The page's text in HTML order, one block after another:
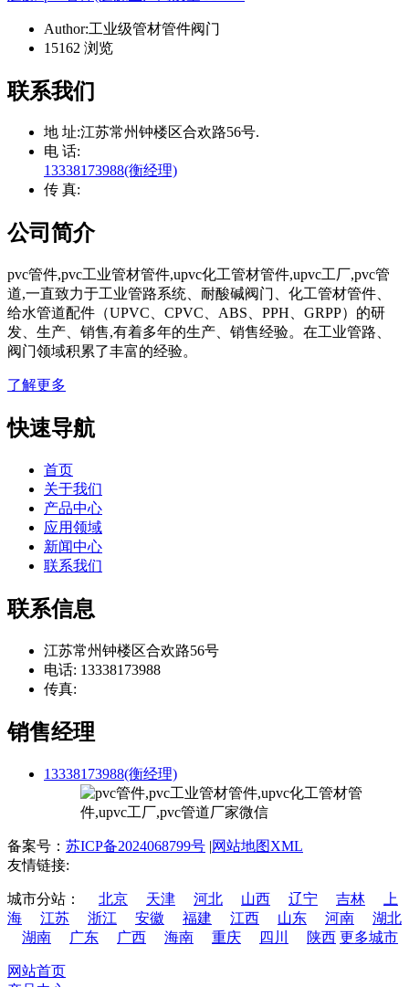
Author:工业级管材管件阀门
15162 浏览
联系我们
地 址:江苏常州钟楼区合欢路56号.
电 话:
13338173988(衡经理)
传 真:
公司简介
pvc管件,pvc工业管材管件,upvc化工管材管件,upvc工厂,pvc管
道,一直致力于工业管路系统、耐酸碱阀门、化工管材管件、
给水管道配件（UPVC、CPVC、ABS、PPH、GRPP）的研
发、生产、销售,有着多年的生产、销售经验。在工业管路、
阀门领域积累了丰富的经验。
了解更多
快速导航
首页
关于我们
产品中心
应用领域
新闻中心
联系我们
联系信息
江苏常州钟楼区合欢路56号
电话: 13338173988
传真:
销售经理
13338173988(衡经理)
备案号： 苏ICP备2024068799号 |网站地图XML
友情链接:
城市分站： 北京 天津 河北 山西 辽宁 吉林
上
海
江苏 浙江 安徽 福建 江西 山东 河南
湖北
湖南
广东 广西 海南 重庆 四川 陕西 更多城市
网站首页